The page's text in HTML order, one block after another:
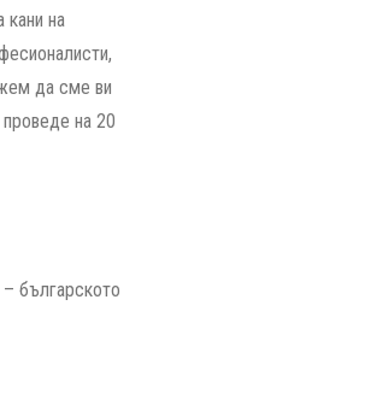
кани на
да сме ви
на 20
българското